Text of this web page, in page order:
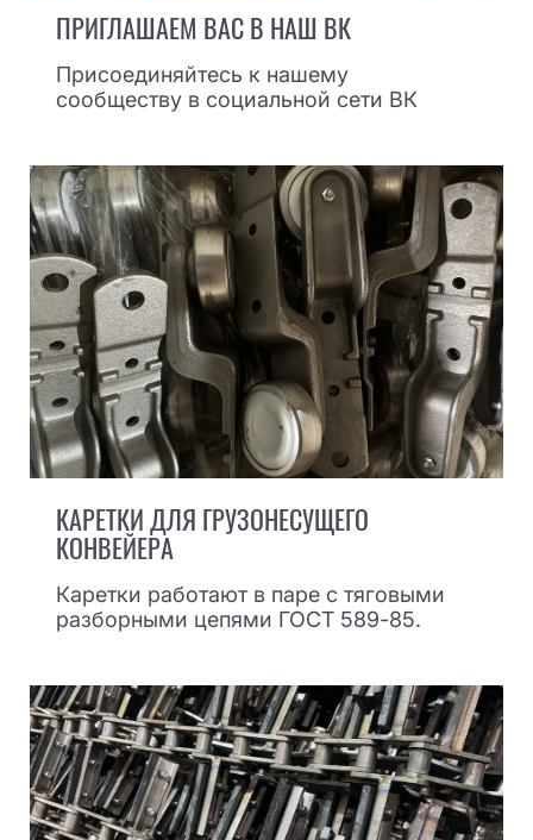
ПРИГЛАШАЕМ ВАС В НАШ ВК
Присоединяйтесь к нашему
сообществу в социальной сети ВК
КАРЕТКИ ДЛЯ ГРУЗОНЕСУЩЕГО
КОНВЕЙЕРА
Каретки работают в паре с тяговыми
разборными цепями ГОСТ 589-85.